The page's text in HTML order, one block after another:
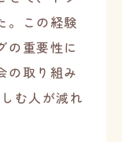
。この経験
の重要性に
の取り組み
む人が減れ